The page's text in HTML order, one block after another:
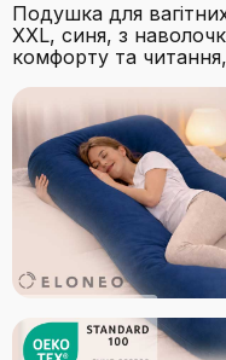
Подушка для
XXL, синя, з
комфорту та